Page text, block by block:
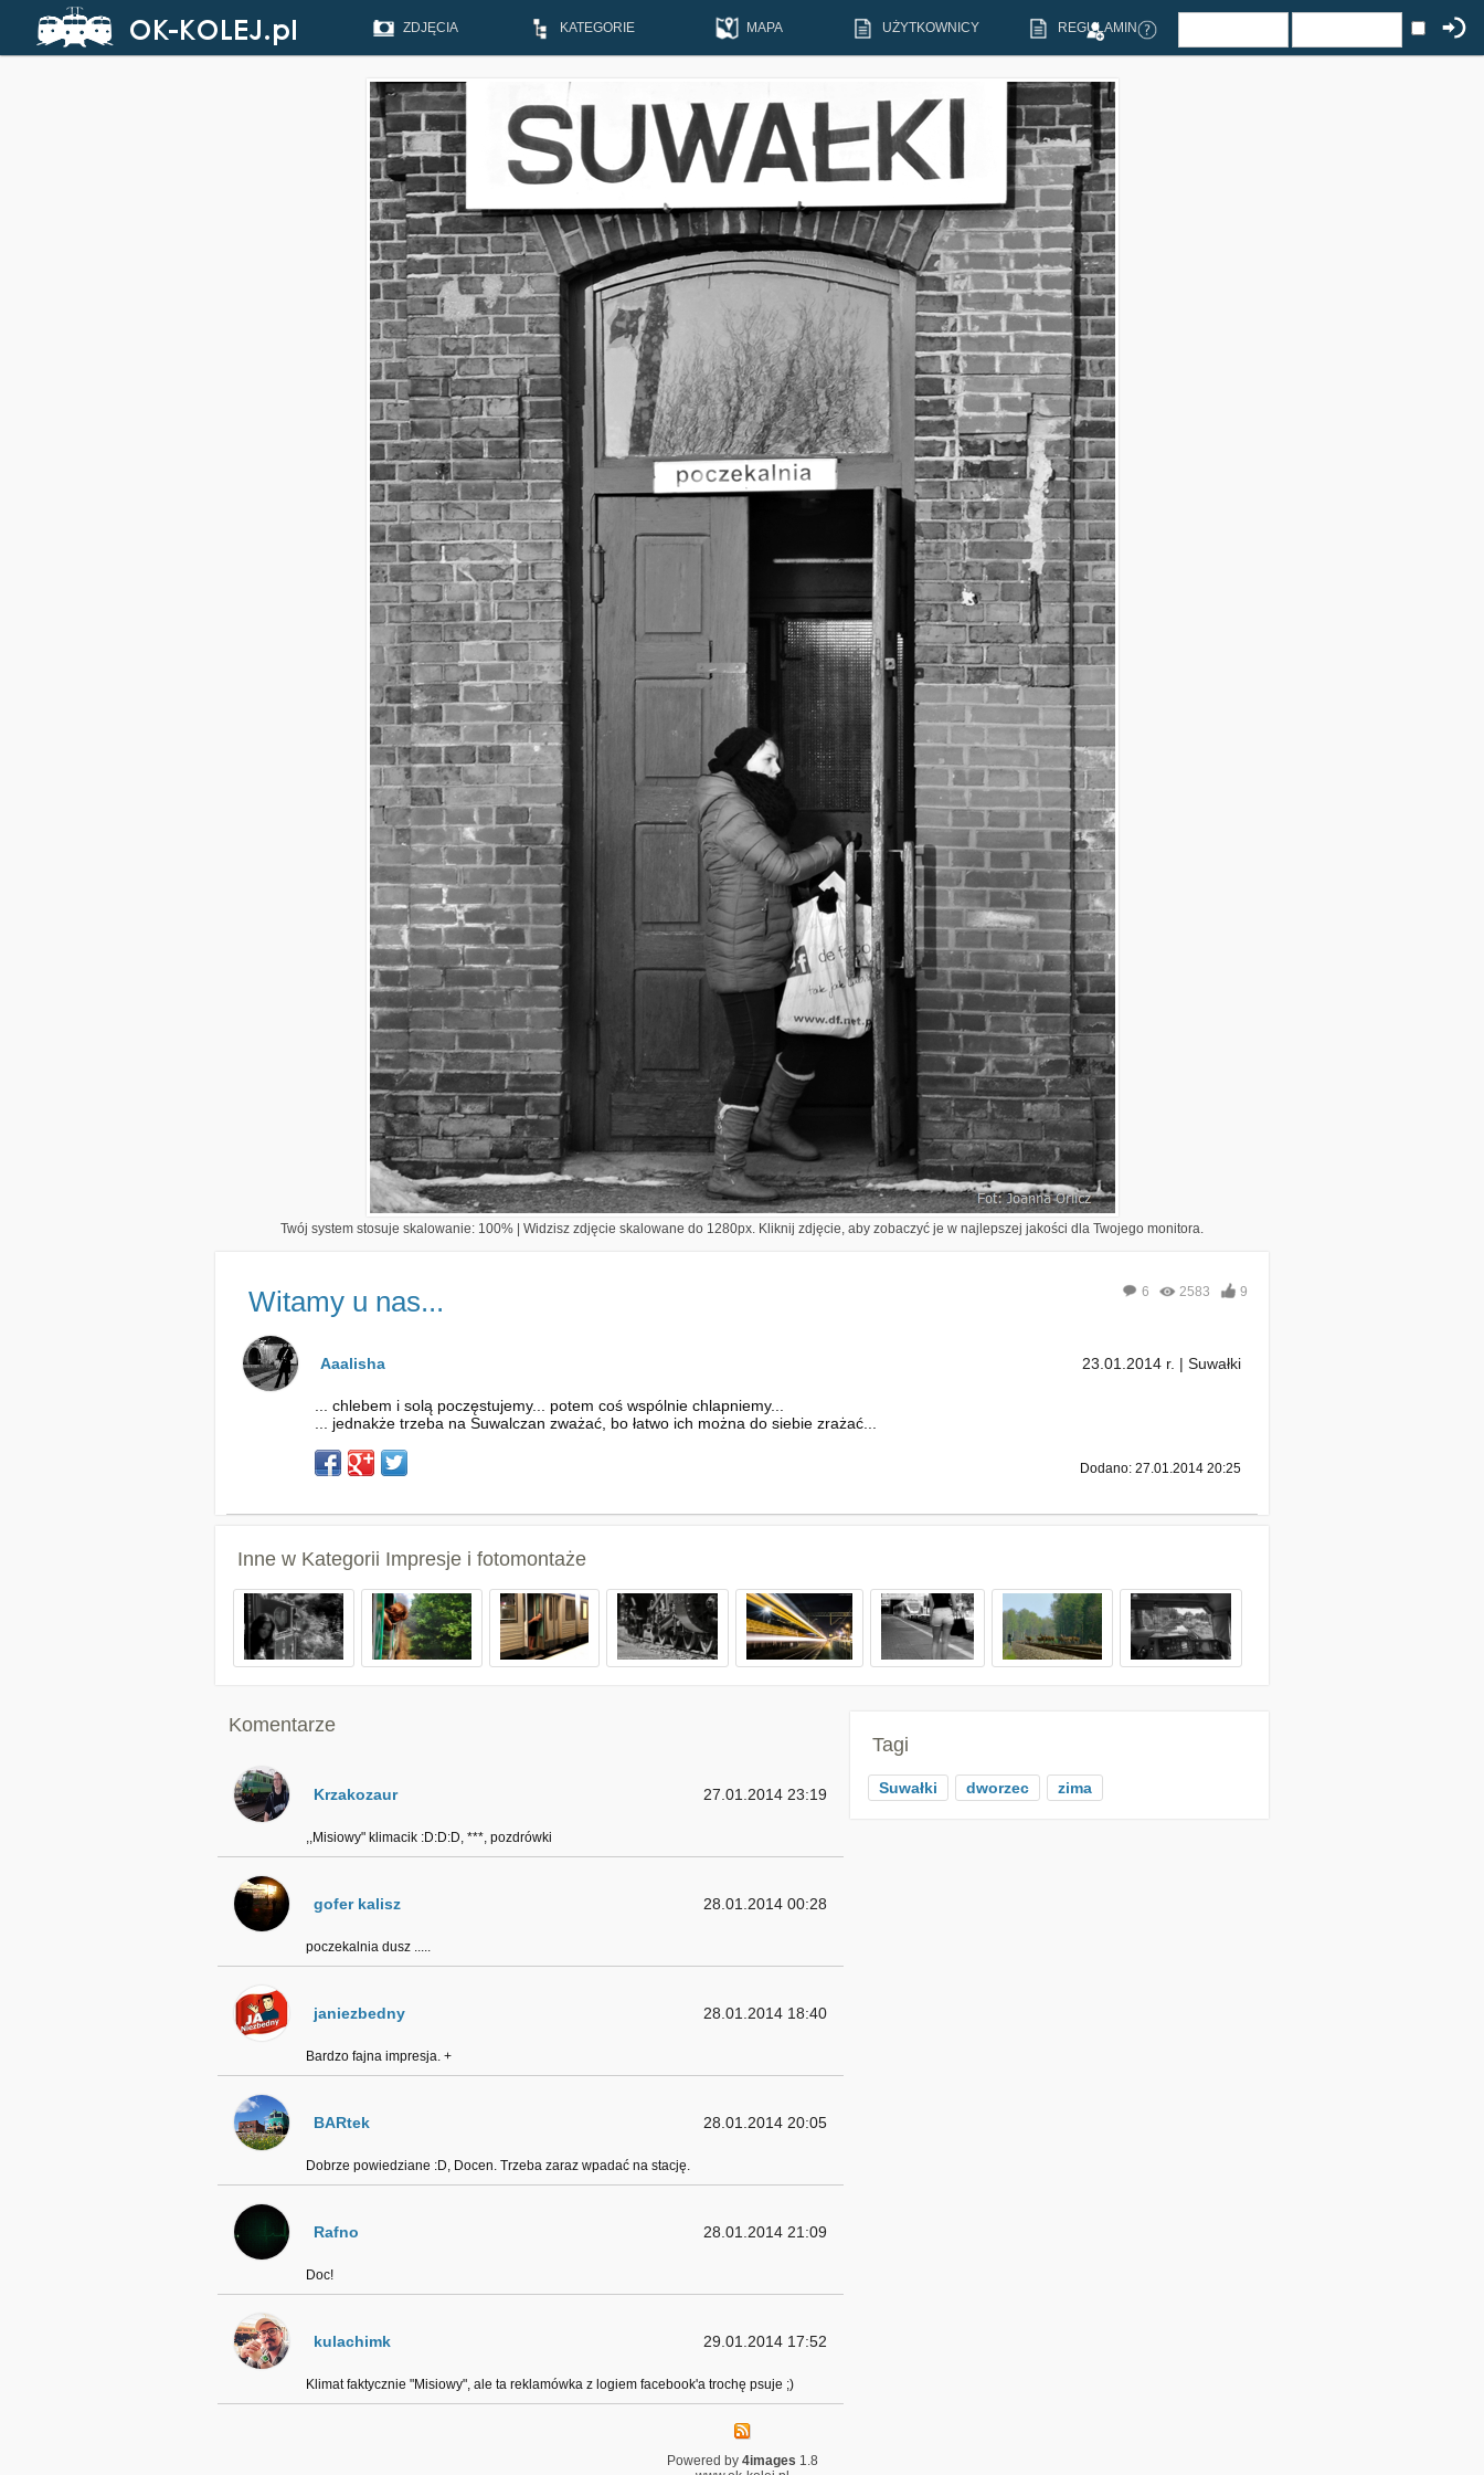
ZDJĘCIA KATEGORIE MAPA UŻYTKOWNICY REGULAMIN
Twój system stosuje skalowanie: 100% | Widzisz zdjęcie skalowane do 1280px. Kliknij zdjęcie, aby zobaczyć je w najlepszej jakości dla Twojego monitora.
Witamy u nas... 6 2583 9
Aaalisha 23.01.2014 r. | Suwałki
... chlebem i solą poczęstujemy... potem coś wspólnie chlapniemy...
... jednakże trzeba na Suwalczan zważać, bo łatwo ich można do siebie zrażać...
Dodano: 27.01.2014 20:25
Inne w Kategorii Impresje i fotomontaże
Komentarze
Krzakozaur 27.01.2014 23:19
,,Misiowy" klimacik :D:D:D, ***, pozdrówki
gofer kalisz 28.01.2014 00:28
poczekalnia dusz .....
janiezbedny 28.01.2014 18:40
Bardzo fajna impresja. +
BARtek 28.01.2014 20:05
Dobrze powiedziane :D, Docen. Trzeba zaraz wpadać na stację.
Rafno 28.01.2014 21:09
Doc!
kulachimk 29.01.2014 17:52
Klimat faktycznie "Misiowy", ale ta reklamówka z logiem facebook'a trochę psuje ;)
Tagi
Suwałki dworzec zima
Powered by 4images 1.8